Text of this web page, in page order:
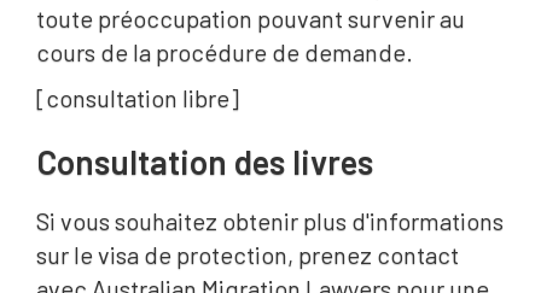
toute préoccupation pouvant survenir au
cours de la procédure de demande.
[consultation libre]
Consultation des livres
Si vous souhaitez obtenir plus d'informations
sur le visa de protection, prenez contact